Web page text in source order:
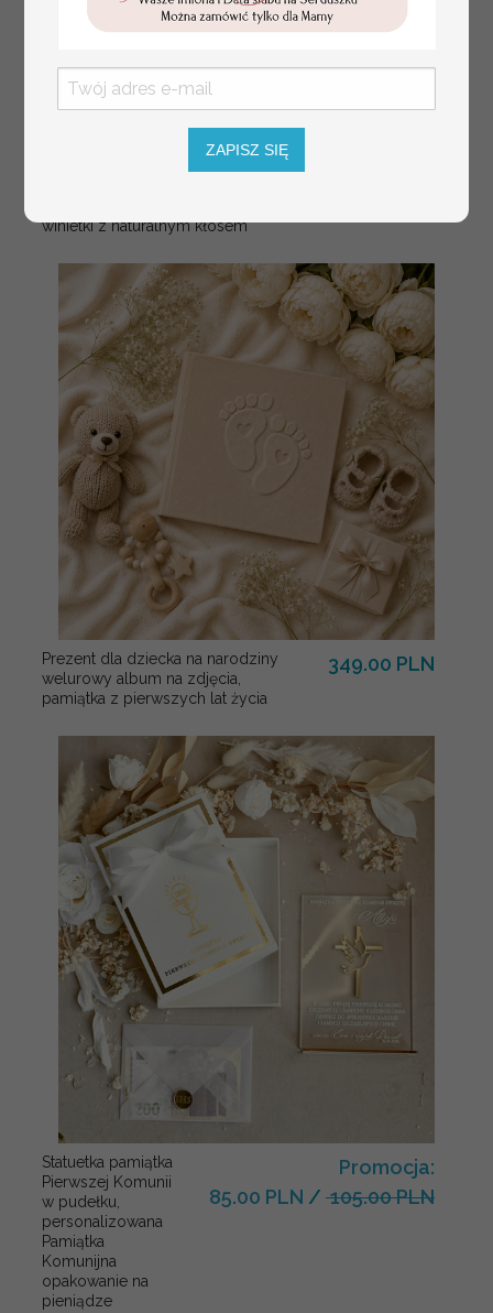
winietki z naturalnym kłosem
Prezent dla dziecka na narodziny
welurowy album na zdjęcia,
pamiątka z pierwszych lat życia
349.00 PLN
Statuetka pamiątka
Pierwszej Komunii
w pudełku,
personalizowana
Pamiątka
Komunijna
opakowanie na
pieniądze
Promocja:
85.00 PLN / 105.00 PLN
ZAPISZ SIĘ